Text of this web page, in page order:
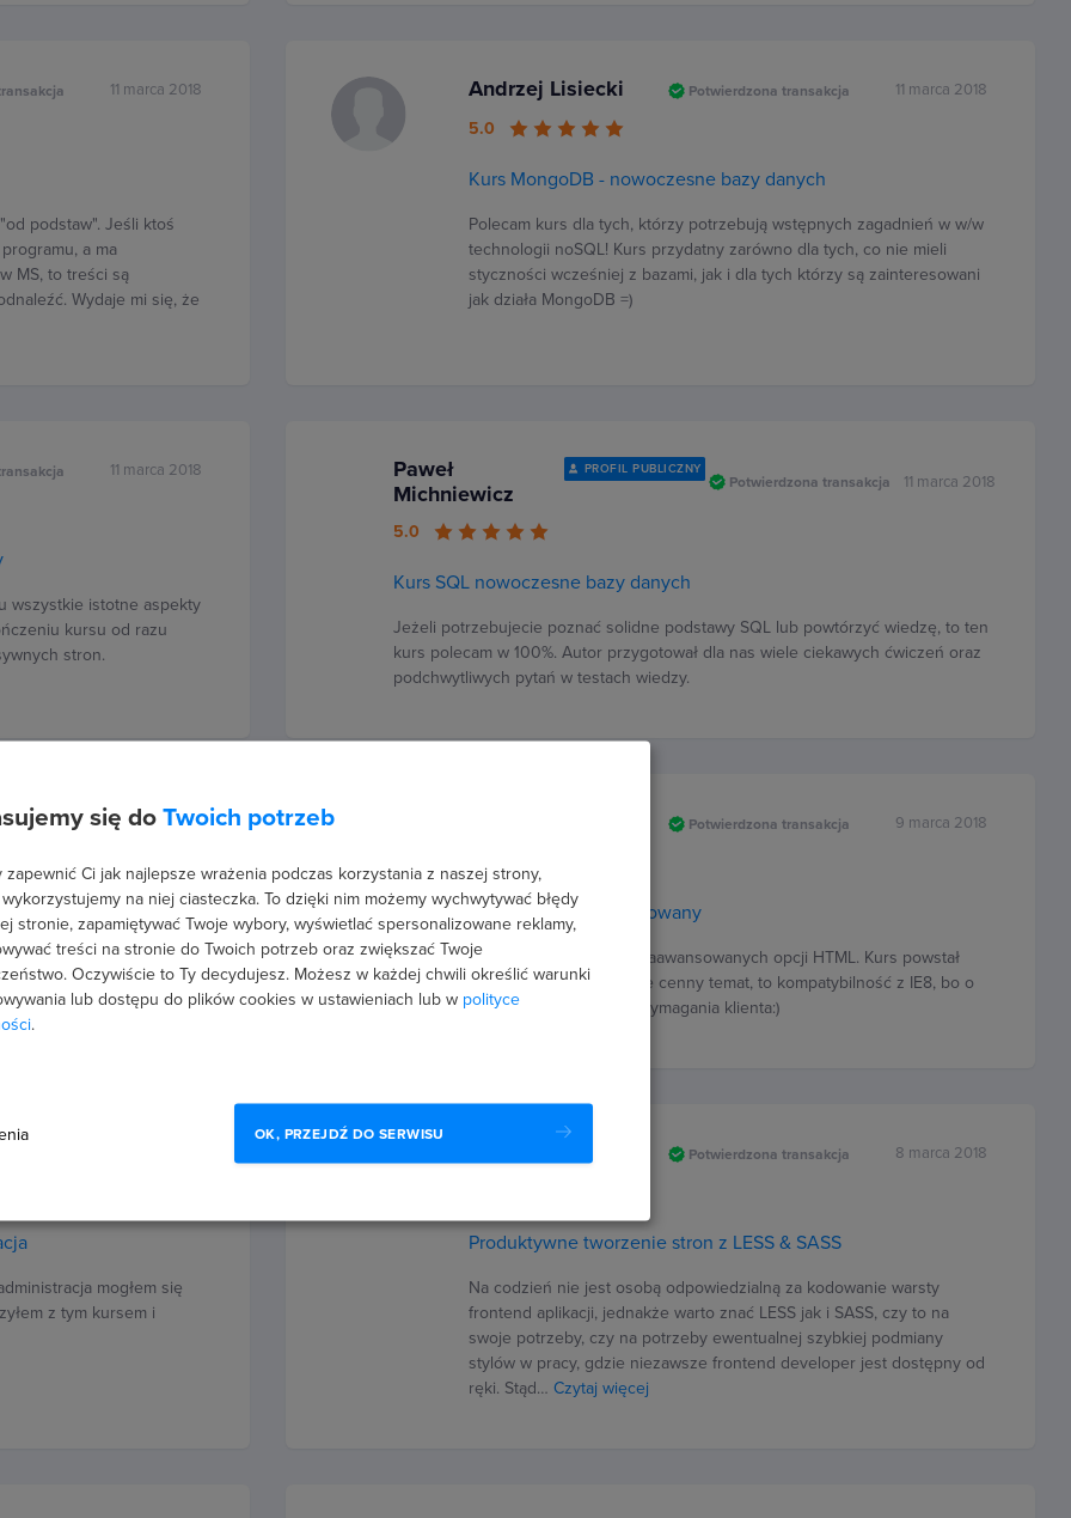
11 marca 2018
podstaw". Jeśli ktoś
a ma
MS, to treści są
Wydaje mi się, że
Andrzej Lisiecki Potwierdzona transakcja 11 marca 2018
5.0
Kurs MongoDB - nowoczesne bazy danych
Polecam kurs dla tych, którzy potrzebują wstępnych zagadnień w w/w
technologii noSQL! Kurs przydatny zarówno dla tych, co nie mieli
styczności wcześniej z bazami, jak i dla tych którzy są zainteresowani
jak działa MongoDB =)
11 marca 2018
wszystkie istotne aspekty
kursu od razu
stron.
Paweł
Michniewicz
PROFIL PUBLICZNY
Potwierdzona transakcja 11 marca 2018
5.0
Kurs SQL nowoczesne bazy danych
Jeżeli potrzebujecie poznać solidne podstawy SQL lub powtórzyć wiedzę, to ten
kurs polecam w 100%. Autor przygotował dla nas wiele ciekawych ćwiczeń oraz
podchwytliwych pytań w testach wiedzy.
11 marca 2018
W tym kursie można się
Jak tworzyć dzwięjki
Pozdrawiam polecam
Potwierdzona transakcja 9 marca 2018
Kurs HTML5 zaawansowany
Praktyczne omówienie zaawansowanych opcji HTML. Kurs powstał
chwilę temu, ale dla mnie cenny temat, to kompatybilność z IE8, bo o
dziwo są czasem takie wymagania klienta:)
mogłem się
z tym kursem i
Potwierdzona transakcja 8 marca 2018
Produktywne tworzenie stron z LESS & SASS
Na codzień nie jest osobą odpowiedzialną za kodowanie warsty
frontend aplikacji, jednakże warto znać LESS jak i SASS, czy to na
swoje potrzeby, czy na potrzeby ewentualnej szybkiej podmiany
stylów w pracy, gdzie niezawsze frontend developer jest dostępny od
ręki. Stąd…Czytaj więcej
się do Twoich potrzeb
zapewnić Ci jak najlepsze wrażenia podczas korzystania z naszej strony,
na niej ciasteczka. To dzięki nim możemy wychwytywać błędy
stronie, zapamiętywać Twoje wybory, wyświetlać spersonalizowane reklamy,
treści na stronie do Twoich potrzeb oraz zwiększać Twoje
Oczywiście to Ty decydujesz. Możesz w każdej chwili określić warunki
lub dostępu do plików cookies w ustawieniach lub w polityce
.
OK, PRZEJDŹ DO SERWISU